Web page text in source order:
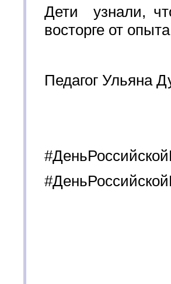
Дети узнали,
восторге от
Педагог Ульяна